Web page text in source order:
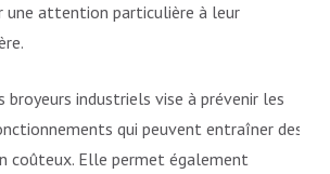
une attention particulière à leur
broyeurs industriels vise à prévenir les
qui peuvent entraîner des
coûteux. Elle permet également